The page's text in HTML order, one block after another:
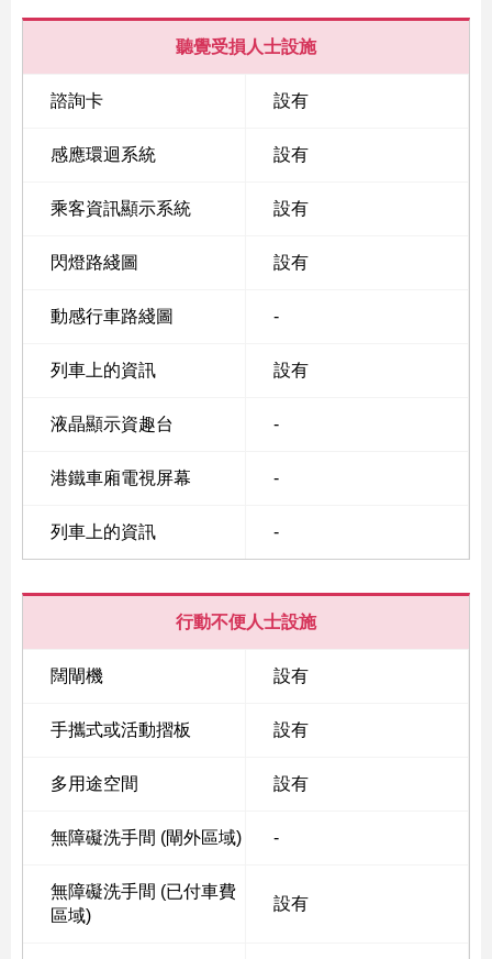
聽覺受損人士設施
諮詢卡 設有
感應環迴系統 設有
乘客資訊顯示系統 設有
閃燈路綫圖 設有
動感行車路綫圖 -
列車上的資訊 設有
液晶顯示資趣台 -
港鐵車廂電視屏幕 -
列車上的資訊 -
行動不便人士設施
闊閘機 設有
手攜式或活動摺板 設有
多用途空間 設有
無障礙洗手間 (閘外區域) -
無障礙洗手間 (已付車費
區域)
設有